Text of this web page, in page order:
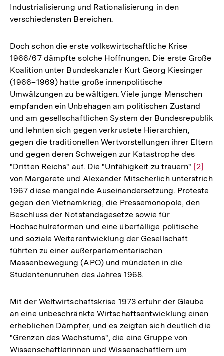
Industrialisierung und Rationalisierung in den
verschiedensten Bereichen.
Doch schon die erste volkswirtschaftliche Krise
1966/67 dämpfte solche Hoffnungen. Die erste Große
Koalition unter Bundeskanzler Kurt Georg Kiesinger
(1966–1969) hatte große innenpolitische
Umwälzungen zu bewältigen. Viele junge Menschen
empfanden ein Unbehagen am politischen Zustand
und am gesellschaftlichen System der Bundesrepublik
und lehnten sich gegen verkrustete Hierarchien,
gegen die traditionellen Wertvorstellungen ihrer Eltern
und gegen deren Schweigen zur Katastrophe des
"Dritten Reichs" auf. Die "Unfähigkeit zu trauern" Zur
der
[2]
von Margarete und Alexander Mitscherlich unterstrich
1967 diese mangelnde Auseinandersetzung. Proteste
gegen den Vietnamkrieg, die Pressemonopole, den
Beschluss der Notstandsgesetze sowie für
Hochschulreformen und eine überfällige politische
und soziale Weiterentwicklung der Gesellschaft
führten zu einer außerparlamentarischen
Massenbewegung (APO) und mündeten in die
Studentenunruhen des Jahres 1968.
Mit der Weltwirtschaftskrise 1973 erfuhr der Glaube
an eine unbeschränkte Wirtschaftsentwicklung einen
erheblichen Dämpfer, und es zeigten sich deutlich die
"Grenzen des Wachstums", die eine Gruppe von
Wissenschaftlerinnen und Wissenschaftlern um